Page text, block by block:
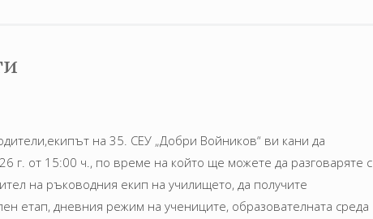
на 35. СЕУ „Добри Войников“ ви кани да
г. от 15:00 ч., по време на който ще можете да разговаряте с
на ръководния екип на училището, да получите
етап, дневния режим на учениците, образователната среда